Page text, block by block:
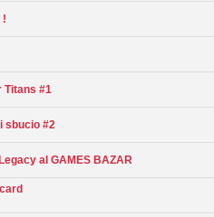
!
Titans #1
sbucio #2
al GAMES BAZAR